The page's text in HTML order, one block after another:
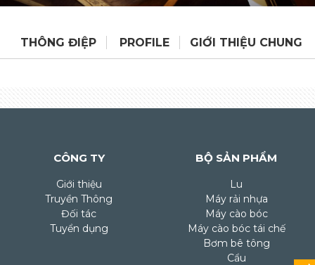
THÔNG ĐIỆP PROFILE GIỚI THIỆU CHUNG
CÔNG TY
Giới thiệu
Truyền Thông
Đối tác
Tuyển dụng
BỘ SẢN PHẨM
Lu
Máy rải nhựa
Máy cào bóc
Máy cào bóc tái chế
Bơm bê tông
Cẩu